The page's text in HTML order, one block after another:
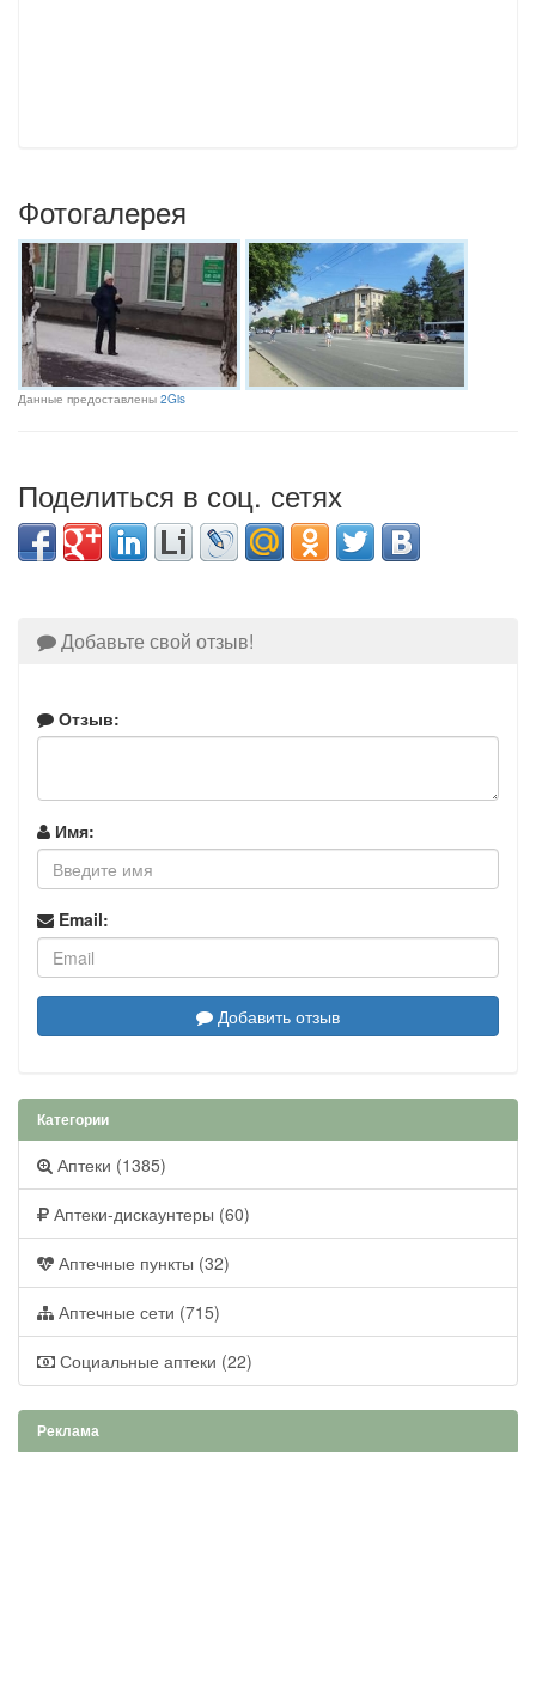
Фотогалерея
Данные предоставлены 2Gis
Поделиться в соц. сетях
Добавьте свой отзыв!
Отзыв:
Имя:
Email:
Добавить отзыв
Категории
Аптеки (1385)
Аптеки-дискаунтеры (60)
Аптечные пункты (32)
Аптечные сети (715)
Социальные аптеки (22)
Реклама